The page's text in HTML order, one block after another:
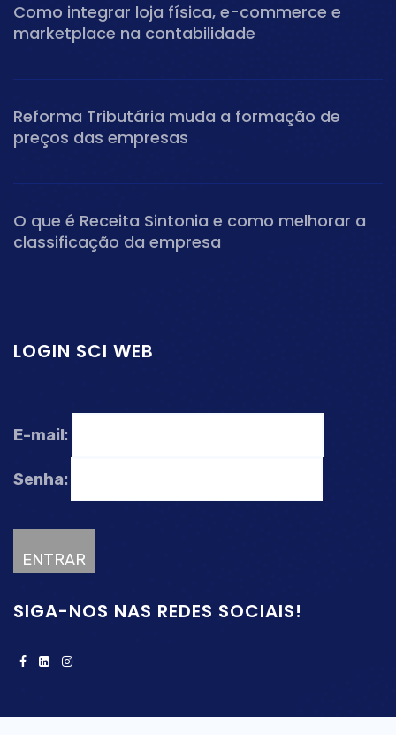
Como integrar loja física, e-commerce e
marketplace na contabilidade
Reforma Tributária muda a formação de
preços das empresas
O que é Receita Sintonia e como melhorar a
classificação da empresa
LOGIN SCI WEB
E-mail:
Senha:
SIGA-NOS NAS REDES SOCIAIS!